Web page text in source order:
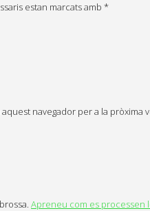
estan marcats amb *
navegador per a la pròxima
Apreneu com es processen